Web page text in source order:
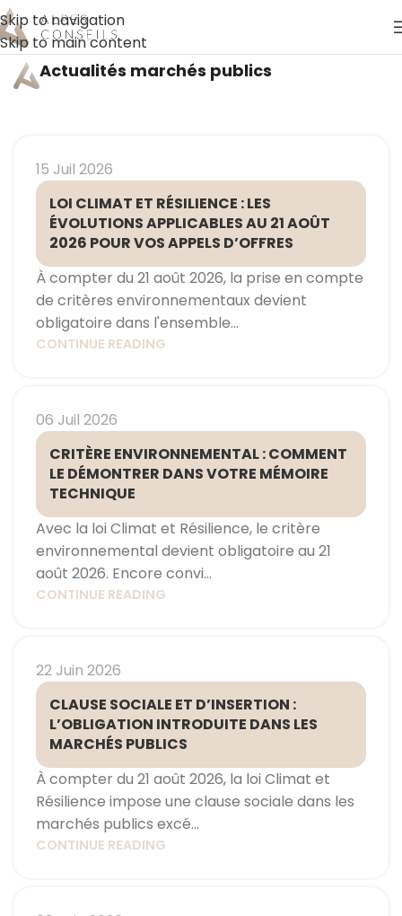
Skip to navigation
Skip to main content
Actualités marchés publics
15 Juil 2026
LOI CLIMAT ET RÉSILIENCE : LES
ÉVOLUTIONS APPLICABLES AU 21 AOÛT
2026 POUR VOS APPELS D’OFFRES
À compter du 21 août 2026, la prise en compte
de critères environnementaux devient
obligatoire dans l'ensemble...
CONTINUE READING
06 Juil 2026
CRITÈRE ENVIRONNEMENTAL : COMMENT
LE DÉMONTRER DANS VOTRE MÉMOIRE
TECHNIQUE
Avec la loi Climat et Résilience, le critère
environnemental devient obligatoire au 21
août 2026. Encore convi...
CONTINUE READING
22 Juin 2026
CLAUSE SOCIALE ET D’INSERTION :
L’OBLIGATION INTRODUITE DANS LES
MARCHÉS PUBLICS
À compter du 21 août 2026, la loi Climat et
Résilience impose une clause sociale dans les
marchés publics excé...
CONTINUE READING